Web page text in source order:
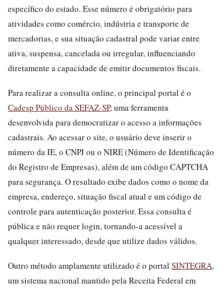
específico do estado. Esse número é obrigatório para
atividades como comércio, indústria e transporte de
mercadorias, e sua situação cadastral pode variar entre
ativa, suspensa, cancelada ou irregular, influenciando
diretamente a capacidade de emitir documentos fiscais.
Para realizar a consulta online, o principal portal é o
Cadesp Público da SEFAZ-SP, uma ferramenta
desenvolvida para democratizar o acesso a informações
cadastrais. Ao acessar o site, o usuário deve inserir o
número da IE, o CNPJ ou o NIRE (Número de Identificação
do Registro de Empresas), além de um código CAPTCHA
para segurança. O resultado exibe dados como o nome da
empresa, endereço, situação fiscal atual e um código de
controle para autenticação posterior. Essa consulta é
pública e não requer login, tornando-a acessível a
qualquer interessado, desde que utilize dados válidos.
Outro método amplamente utilizado é o portal SINTEGRA,
um sistema nacional mantido pela Receita Federal em